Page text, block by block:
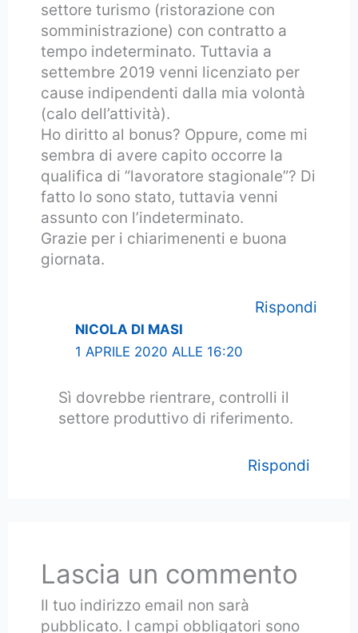
settore turismo (ristorazione con
somministrazione) con contratto a
tempo indeterminato. Tuttavia a
settembre 2019 venni licenziato per
cause indipendenti dalla mia volontà
(calo dell’attività).
Ho diritto al bonus? Oppure, come mi
sembra di avere capito occorre la
qualifica di ”lavoratore stagionale”? Di
fatto lo sono stato, tuttavia venni
assunto con l’indeterminato.
Grazie per i chiarimenenti e buona
giornata.
Rispondi
NICOLA DI MASI
1 APRILE 2020 ALLE 16:20
Sì dovrebbe rientrare, controlli il
settore produttivo di riferimento.
Rispondi
Lascia un commento
Il tuo indirizzo email non sarà
pubblicato. I campi obbligatori sono